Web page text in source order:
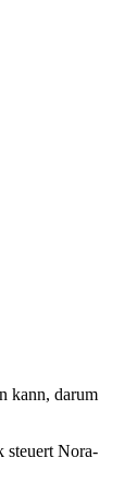
kann, darum
steuert Nora-